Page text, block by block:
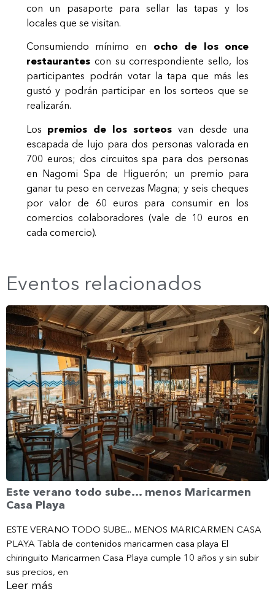
con un pasaporte para sellar las tapas y los
locales que se visitan.
Consumiendo mínimo en ocho de los once
restaurantescon su correspondiente sello, los
participantes podrán votar la tapa que más les
gustó y podrán participar en los sorteos que se
realizarán.
Los premios de los sorteosvan desde una
escapada de lujo para dos personas valorada en
700 euros; dos circuitos spa para dos personas
en Nagomi Spa de Higuerón; un premio para
ganar tu peso en cervezas Magna; y seis cheques
por valor de 60 euros para consumir en los
comercios colaboradores (vale de 10 euros en
cada comercio).
Eventos relacionados
Este verano todo sube… menos Maricarmen
Casa Playa
ESTE VERANO TODO SUBE... MENOS MARICARMEN CASA
PLAYA Tabla de contenidos maricarmen casa playa El
chiringuito Maricarmen Casa Playa cumple 10 años y sin subir
sus precios, en
Leer más